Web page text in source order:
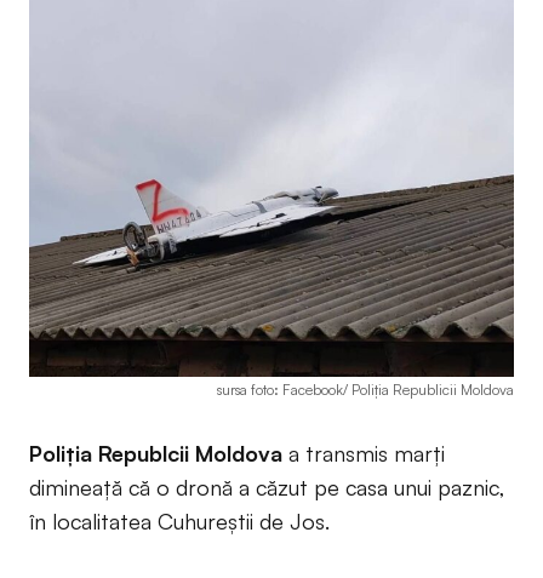
sursa foto: Facebook/ Poliția Republicii Moldova
Poliția Republcii Moldova a transmis marți
dimineață că o dronă a căzut pe casa unui paznic,
în localitatea Cuhureștii de Jos.